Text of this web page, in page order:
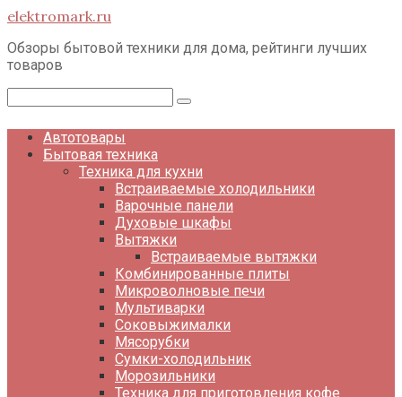
Перейти
контенту
elektromark.ru
Обзоры бытовой техники для дома, рейтинги лучших
товаров
Автотовары
Бытовая техника
Техника для кухни
Встраиваемые холодильники
Варочные панели
Духовые шкафы
Вытяжки
Встраиваемые вытяжки
Комбинированные плиты
Микроволновые печи
Мультиварки
Соковыжималки
Мясорубки
Сумки-холодильник
Морозильники
Техника для приготовления кофе